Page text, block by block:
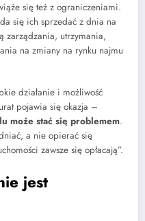
się też z ograniczeniami.
się ich sprzedać z dnia na
zarządzania, utrzymania,
na zmiany na rynku najmu
działanie i możliwość
pojawia się okazja –
może stać się problemem.
a nie opierać się
zawsze się opłacają”.
jest